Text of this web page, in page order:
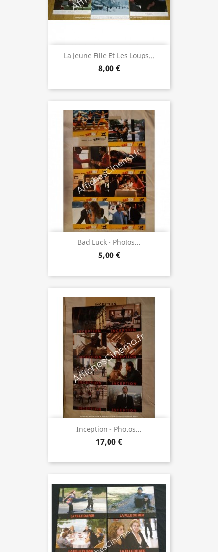
La Jeune Fille Et Les Loups...
8,00 €
Bad Luck - Photos...
5,00 €
Inception - Photos...
17,00 €